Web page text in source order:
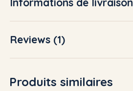
Reviews (1)
Produits similaires